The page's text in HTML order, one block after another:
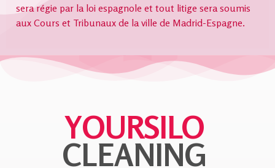
sera régie par la loi espagnole et tout litige sera soumis
aux Cours et Tribunaux de la ville de Madrid-Espagne.
YOURSILO
CLEANING